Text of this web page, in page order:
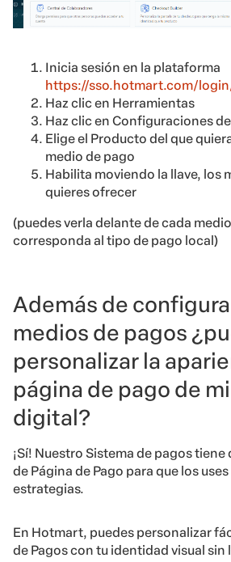
Inicia sesión en la plataforma
https://sso.hotmart.com/
Haz clic en Herramientas
Haz clic en Configuraciones
Elige el Producto del que
medio de pago
Habilita moviendo la llave, los
quieres ofrecer
(puedes verla delante de cada
corresponda al tipo de pago local)
Además de
medios de pagos
personalizar la
página de pago de
digital?
¡Sí! Nuestro Sistema de pagos
de Página de Pago para que los
estrategias.
En Hotmart, puedes personalizar
de Pagos con tu identidad visual sin